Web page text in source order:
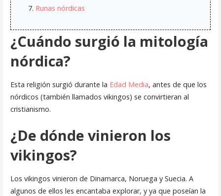
Runas nórdicas
¿Cuándo surgió la mitología
nórdica?
Esta religión surgió durante la Edad Media, antes de que los
nórdicos (también llamados vikingos) se convirtieran al
cristianismo.
¿De dónde vinieron los
vikingos?
Los vikingos vinieron de Dinamarca, Noruega y Suecia. A
algunos de ellos les encantaba explorar, y ya que poseían la